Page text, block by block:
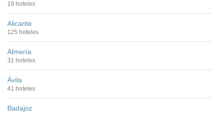
19 hoteles
Alicante
125 hoteles
Almería
31 hoteles
Ávila
41 hoteles
Badajoz